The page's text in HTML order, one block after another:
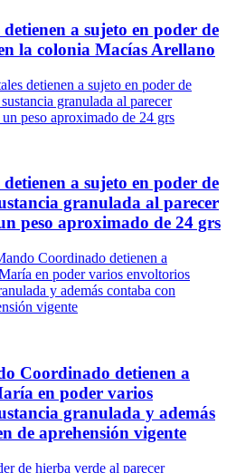
a sujeto en poder de
la colonia Macías Arellano
a sujeto en poder de
granulada al parecer
peso aproximado de 24 grs
Coordinado detienen a
en poder varios
granulada y además
de aprehensión vigente